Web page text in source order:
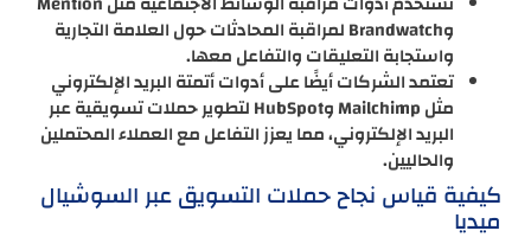
وBrandwatch لمراقبة المحادثات حول العلامة التجارية
واستجابة التعليقات والتفاعل معها.
تعتمد الشركات أيضًا على أدوات أتمتة البريد الإلكتروني
مثل Mailchimp وHubSpot لتطوير حملات تسويقية عبر
البريد الإلكتروني، مما يعزز التفاعل مع العملاء المحتملين
والحاليين.
كيفية قياس نجاح حملات التسويق عبر السوشيال
ميديا